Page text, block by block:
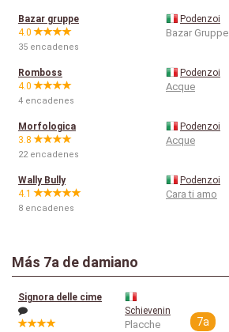
Bazar gruppe
4.0
35 encadenes
Podenzoi
Bazar Gruppe
Romboss
4.0
4 encadenes
Podenzoi
Acque
Morfologica
3.8
22 encadenes
Podenzoi
Acque
Wally Bully
4.1
8 encadenes
Podenzoi
Cara ti amo
Más 7a de damiano
Signora delle cime
Schievenin
Placche
7a